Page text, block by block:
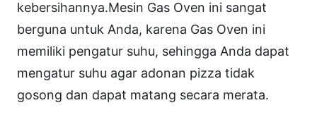
t
o
n
e
"
kebersihannya.Mesin Gas Oven ini sangat
berguna untuk Anda, karena Gas Oven ini
memiliki pengatur suhu, sehingga Anda dapat
mengatur suhu agar adonan pizza tidak
gosong dan dapat matang secara merata.